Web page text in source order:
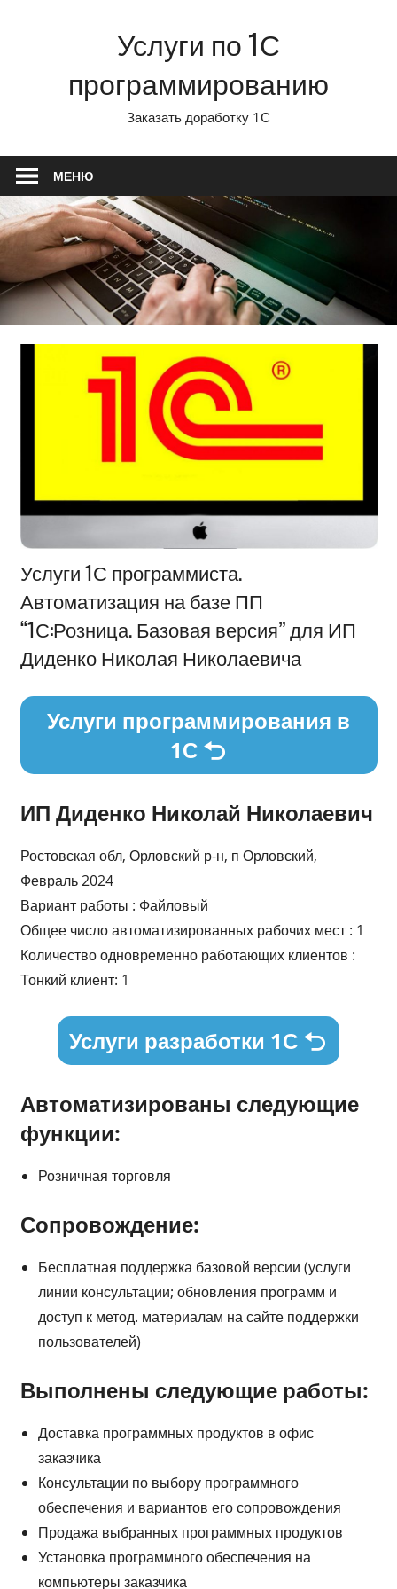
Услуги по 1С
программированию
Заказать доработку 1С
МЕНЮ
Информация
Услуги 1С программиста.
Автоматизация на базе ПП
“1С:Розница. Базовая версия” для ИП
Диденко Николая Николаевича
Услуги программирования в
1С
ИП Диденко Николай Николаевич
Ростовская обл, Орловский р-н, п Орловский,
Февраль 2024
Вариант работы : Файловый
Общее число автоматизированных рабочих мест : 1
Количество одновременно работающих клиентов :
Тонкий клиент: 1
Услуги разработки 1С
Автоматизированы следующие
функции:
Розничная торговля
Сопровождение:
Бесплатная поддержка базовой версии (услуги
линии консультации; обновления программ и
доступ к метод. материалам на сайте поддержки
пользователей)
Выполнены следующие работы:
Доставка программных продуктов в офис
заказчика
Консультации по выбору программного
обеспечения и вариантов его сопровождения
Продажа выбранных программных продуктов
Установка программного обеспечения на
компьютеры заказчика